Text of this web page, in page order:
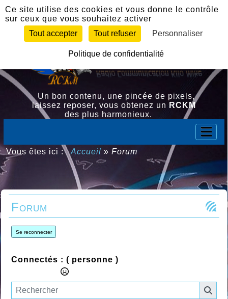
Un bon contenu, une pincée de pixels,
laissez reposer, vous obtenez unRCKM
des plus harmonieux.
Vous êtes ici :Accueil » Forum
Forum
Se reconnecter
Connectés : ( personne )
Panneau de gestion des cookies
Ce site utilise des cookies et vous donne le contrôle
sur ceux que vous souhaitez activer
Tout accepter
Tout refuser Personnaliser
Politique de confidentialité